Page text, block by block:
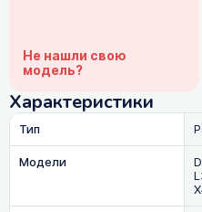
Не нашли свою
модель?
Характеристики
Тип
Модели